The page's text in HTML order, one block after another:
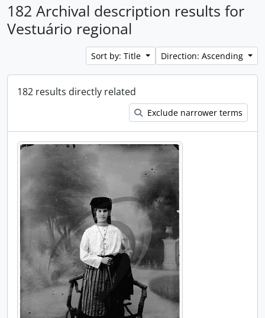
182 Archival description results for
Vestuário regional
Sort by: Title Direction: Ascending
182 results directly related
Exclude narrower terms